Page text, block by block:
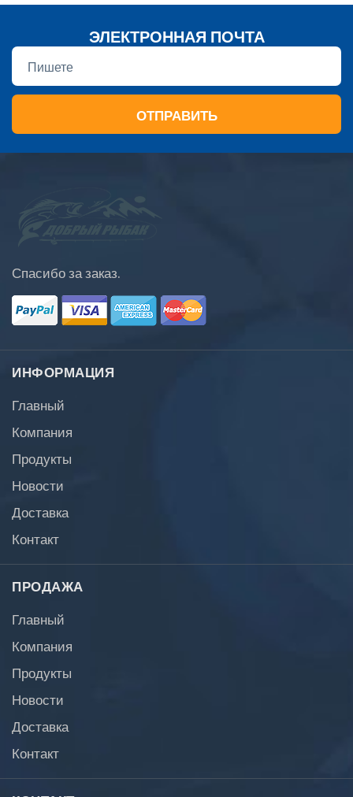
ЭЛЕКТРОННАЯ ПОЧТА
ОТПРАВИТЬ
Спасибо за заказ.
ИНФОРМАЦИЯ
Главный
Компания
Продукты
Новости
Доставка
Контакт
ПРОДАЖА
Главный
Компания
Продукты
Новости
Доставка
Контакт